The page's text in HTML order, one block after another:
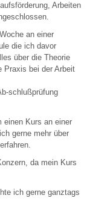
Arbeiten
an einer
die ich davor
über die Theorie
Praxis bei der Arbeit
schlußprüfung
einen Kurs an einer
gerne mehr über
da mein Kurs
ich gerne ganztags